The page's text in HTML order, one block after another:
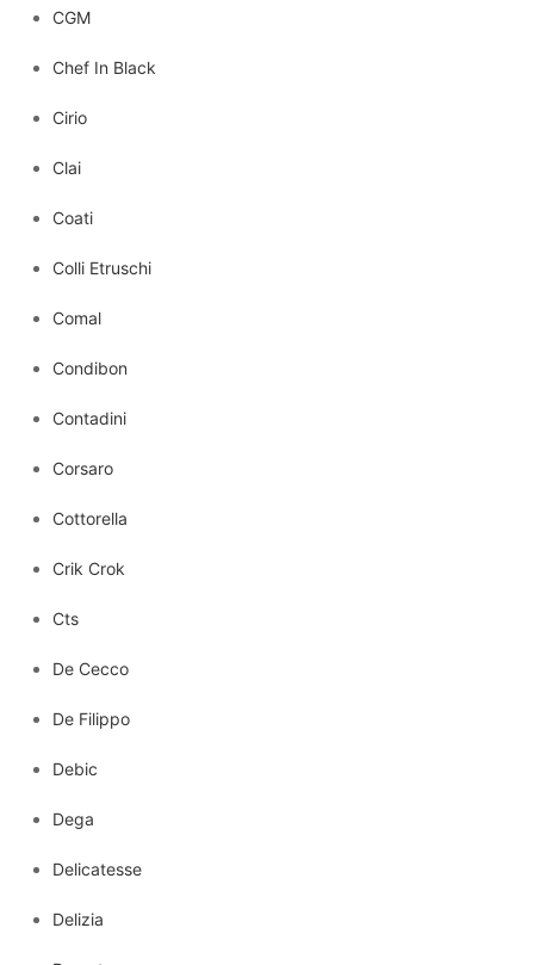
CGM
Chef In Black
Cirio
Clai
Coati
Colli Etruschi
Comal
Condibon
Contadini
Corsaro
Cottorella
Crik Crok
Cts
De Cecco
De Filippo
Debic
Dega
Delicatesse
Delizia